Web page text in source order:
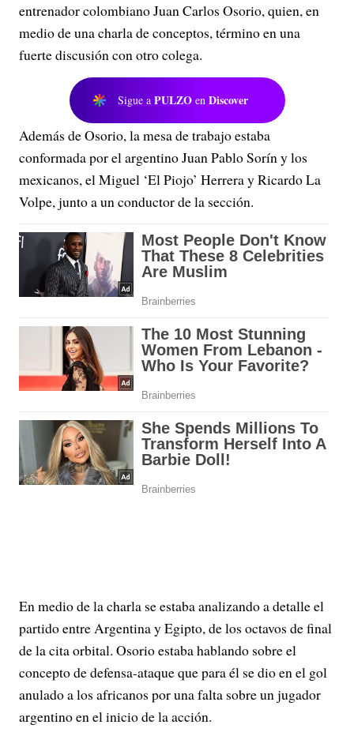
entrenador colombiano Juan Carlos Osorio, quien, en
medio de una charla de conceptos, término en una
fuerte discusión con otro colega.
Sigue a PULZO en Discover
Además de Osorio, la mesa de trabajo estaba
conformada por el argentino Juan Pablo Sorín y los
mexicanos, el Miguel ‘El Piojo’ Herrera y Ricardo La
Volpe, junto a un conductor de la sección.
En medio de la charla se estaba analizando a detalle el
partido entre Argentina y Egipto, de los octavos de final
de la cita orbital. Osorio estaba hablando sobre el
concepto de defensa-ataque que para él se dio en el gol
anulado a los africanos por una falta sobre un jugador
argentino en el inicio de la acción.